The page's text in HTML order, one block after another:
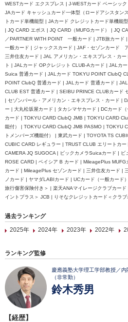
WESTカード エクスプレス | J-WESTカード ベーシッ
JAカード キャッシュカード一体型（ロードアシスタン
トカード単機能型 | JAカード クレジットカード単機能
| JQ CARD エポス | JQ CARD（MUFGカード） | JQ
／PARTNER WITH POINT 一般カード | JTB旅カード
一般カード | ジャックスカード | JAF・セゾンカード
三井住友カード | JAL アメリカン・エキスプレス・カ
ト | JALカード OPクレジット CLUB-Aカード | JALカ
Suica 普通カード | JALカード TOKYU POINT ClubQ
POINT ClubQ 普通カード | JALカード 普通カード |
CLUB EST 普通カード | SEIBU PRINCE CLUBカード
| セゾンパール・アメリカン・エキスプレス・カード |
ー | 大丸松坂屋カード | タカシマヤカード | DCカード
カード | TOKYU CARD ClubQ JMB | TOKYU CARD
能付） | TOKYU CARD ClubQ JMB PASMO | TOKYU
トメンバーズ機能付） | 東武カード | TOYOTA TS
CUBIC CARD レギュラー | TRUST CLUB エリートカ
CAMERA JQ SUGOCA | ビックカメラSuicaカード | ビ
ROSE CARD | ベイシア B カード | MileagePlus
カード | MileagePlus セゾンカード | 三井住友カード |
ノカード | ヤマダLABIカード | UCカード（一般カード
旅行傷害保険付き＞ | 楽天ANAマイレージクラブカー
イントプラス＞ JCB | りそなクレジットカード＜クラ
過去ランキング
2025年
2024年 2023年 2022年
ランキング監修
慶應義塾大学理工学部教授／
（非常勤）
鈴木秀男
【経歴】